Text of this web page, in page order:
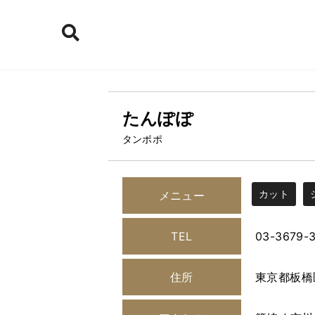
たんぽぽ
タンポポ
メニュー カット
TEL 03-3679-
住所 東京都板